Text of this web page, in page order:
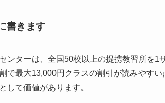
書きます
ンターは、全国50校以上の提携教習所を
で最大13,000円クラスの割引が読みやすい
して価値があります。